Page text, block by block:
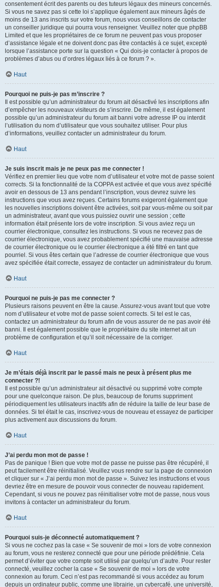
consentement écrit des parents ou des tuteurs légaux des mineurs concernés.
Si vous ne savez pas si cette loi s’applique également aux mineurs âgés de
moins de 13 ans inscrits sur votre forum, nous vous conseillons de contacter
un conseiller juridique qui pourra vous renseigner. Veuillez noter que phpBB
Limited et que les propriétaires de ce forum ne peuvent pas vous proposer
d’assistance légale et ne doivent donc pas être contactés à ce sujet, excepté
lorsque l’assistance porte sur la question « Qui dois-je contacter à propos de
problèmes d’abus ou d’ordres légaux liés à ce forum ? ».
Haut
Pourquoi ne puis-je pas m’inscrire ?
Il est possible qu’un administrateur du forum ait désactivé les inscriptions afin
d’empêcher les nouveaux visiteurs de s’inscrire. De même, il est également
possible qu’un administrateur du forum ait banni votre adresse IP ou interdit
l’utilisation du nom d’utilisateur que vous souhaitez utiliser. Pour plus
d’informations, veuillez contacter un administrateur du forum.
Haut
Je suis inscrit mais je ne peux pas me connecter !
Vérifiez en premier lieu que votre nom d’utilisateur et votre mot de passe soient
corrects. Si la fonctionnalité de la COPPA est activée et que vous avez spécifié
avoir en dessous de 13 ans pendant l’inscription, vous devrez suivre les
instructions que vous avez reçues. Certains forums exigeront également que
les nouvelles inscriptions doivent être activées, soit par vous-même ou soit par
un administrateur, avant que vous puissiez ouvrir une session ; cette
information était présente lors de votre inscription. Si vous aviez reçu un
courrier électronique, consultez les instructions. Si vous ne recevez pas de
courrier électronique, vous avez probablement spécifié une mauvaise adresse
de courrier électronique ou le courrier électronique a été filtré en tant que
pourriel. Si vous êtes certain que l’adresse de courrier électronique que vous
avez spécifiée était correcte, essayez de contacter un administrateur du forum.
Haut
Pourquoi ne puis-je pas me connecter ?
Plusieurs raisons peuvent en être la cause. Assurez-vous avant tout que votre
nom d’utilisateur et votre mot de passe soient corrects. Si tel est le cas,
contactez un administrateur du forum afin de vous assurer de ne pas avoir été
banni. Il est également possible que le propriétaire du site internet ait un
problème de configuration et qu’il soit nécessaire de la corriger.
Haut
Je m’étais déjà inscrit par le passé mais ne peux à présent plus me
connecter ?!
Il est possible qu’un administrateur ait désactivé ou supprimé votre compte
pour une quelconque raison. De plus, beaucoup de forums suppriment
périodiquement les utilisateurs inactifs afin de réduire la taille de leur base de
données. Si tel était le cas, inscrivez-vous de nouveau et essayez de participer
plus activement aux discussions du forum.
Haut
J’ai perdu mon mot de passe !
Pas de panique ! Bien que votre mot de passe ne puisse pas être récupéré, il
peut facilement être réinitialisé. Veuillez vous rendre sur la page de connexion
et cliquer sur « J’ai perdu mon mot de passe ». Suivez les instructions et vous
devriez être en mesure de pouvoir vous connecter de nouveau rapidement.
Cependant, si vous ne pouvez pas réinitialiser votre mot de passe, nous vous
invitons à contacter un administrateur du forum.
Haut
Pourquoi suis-je déconnecté automatiquement ?
Si vous ne cochez pas la case « Se souvenir de moi » lors de votre connexion
au forum, vous ne resterez connecté que pour une période prédéfinie. Cela
permet d’éviter que votre compte soit utilisé par quelqu’un d’autre. Pour rester
connecté, veuillez cocher la case « Se souvenir de moi » lors de votre
connexion au forum. Ceci n’est pas recommandé si vous accédez au forum
depuis un ordinateur public, comme une librairie, un cybercafé, une université,